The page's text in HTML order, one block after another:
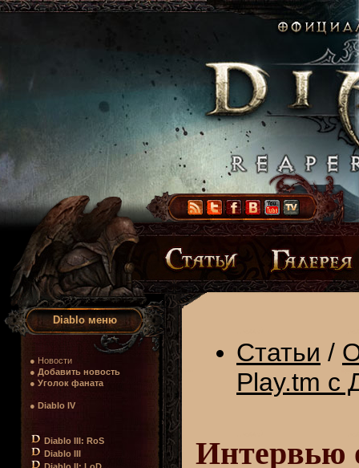
Diablo меню
● Новости
● Добавить новость
● Уголок фаната
● Diablo IV
Diablo III: RoS
Diablo III
Статьи /
Play.tm с
Интервью